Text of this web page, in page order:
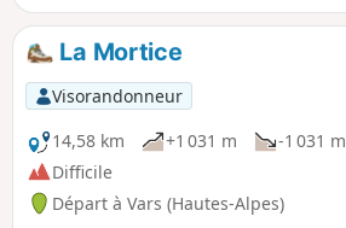
La Mortice
Visorandonneur
14,58 km
+1 031 m -1 031 m
Difficile
Départ à Vars (Hautes-Alpes)